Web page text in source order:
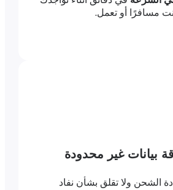
أو تعمل.
غير محدودة
ولا تقلق بشأن نفاد